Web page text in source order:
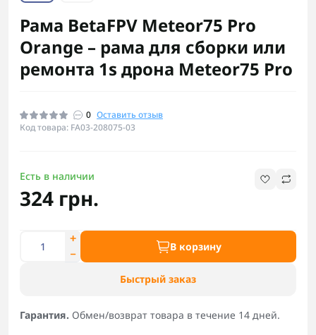
Рама BetaFPV Meteor75 Pro
Orange – рама для сборки или
ремонта 1s дрона Meteor75 Pro
0 Оставить отзыв
Код товара: FA03-208075-03
Есть в наличии
324 грн.
В корзину
Быстрый заказ
Гарантия. Обмен/возврат товара в течение 14 дней.